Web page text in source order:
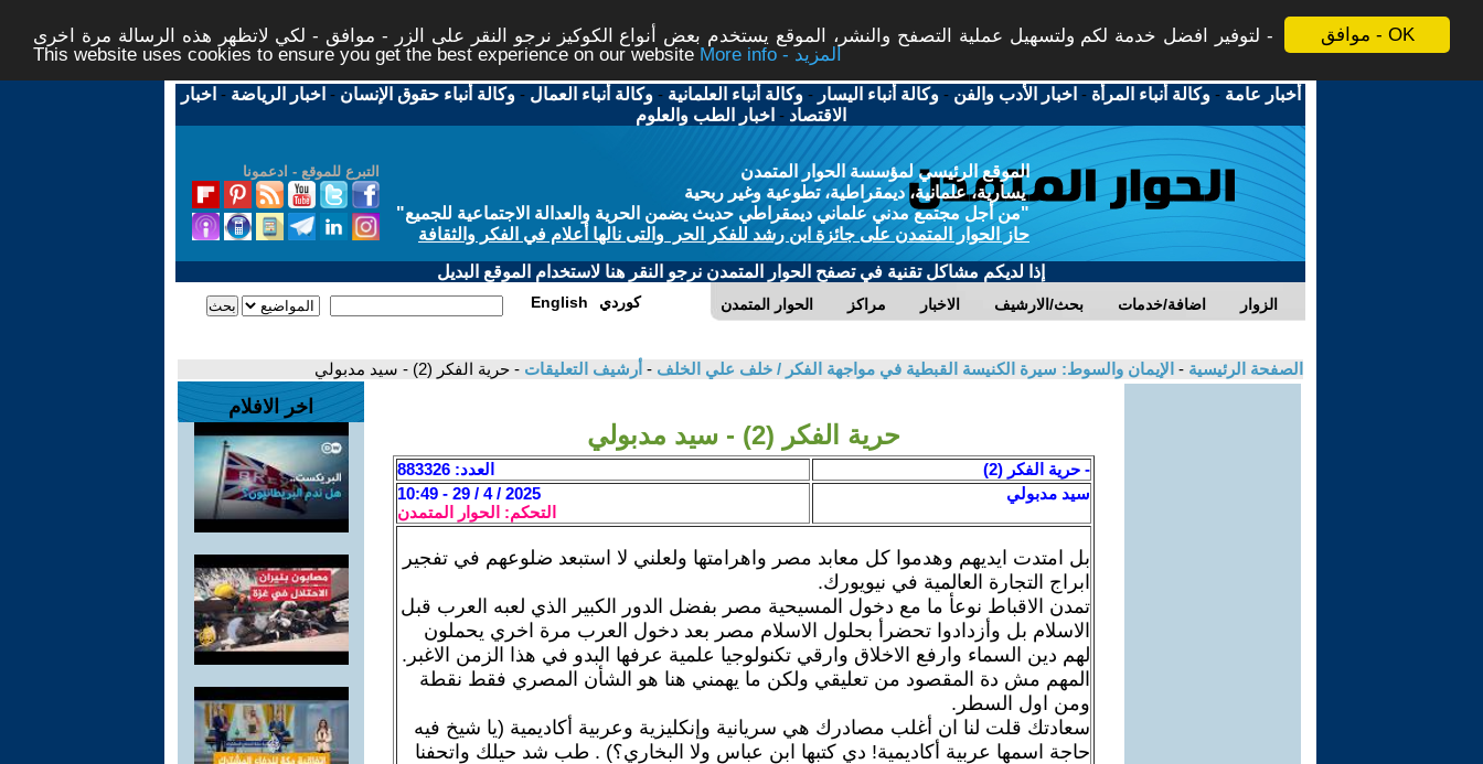
موافق - OK
لتوفير افضل خدمة لكم ولتسهيل عملية التصفح والنشر، الموقع يستخدم بعض أنواع الكوكيز نرجو النقر على الزر - موافق - لكي لاتظهر هذه الرسالة مرة اخرى -
This website uses cookies to ensure you get the best experience on our website
More info - المزيد
أخبار عامة -وكالة أنباء المرأة - اخبار الأدب والفن -وكالة أنباء اليسار -وكالة أنباء العلمانية -وكالة أنباء العمال -وكالة أنباء حقوق الإنسان - اخبار الرياضة - اخبار
الاقتصاد - اخبار الطب والعلوم
التبرع للموقع - ادعمونا
الموقع الرئيسي لمؤسسة الحوار المتمدن
يسارية، علمانية، ديمقراطية، تطوعية وغير ربحية
"من أجل مجتمع مدني علماني ديمقراطي حديث يضمن الحرية والعدالة الاجتماعية للجميع"
حاز الحوار المتمدن على جائزة ابن رشد للفكر الحر والتى نالها أعلام في الفكر والثقافة
إذا لديكم مشاكل تقنية في تصفح الحوار المتمدن نرجو النقر هنا لاستخدام الموقع البديل
الحوار المتمدن مراكز الاخبار بحث/الارشيف اضافة/خدمات الزوار English كوردي
الصفحة الرئيسية - الإيمان والسوط: سيرة الكنيسة القبطية في مواجهة الفكر / خلف علي الخلف - أرشيف التعليقات - حرية الفكر (2) - سيد مدبولي
حرية الفكر (2) - سيد مدبولي
- حرية الفكر (2)
العدد: 883326
سيد مدبولي
2025 / 4 / 29 - 10:49
التحكم: الحوار المتمدن
بل امتدت ايديهم وهدموا كل معابد مصر واهرامتها ولعلني لا استبعد ضلوعهم في تفجير
ابراج التجارة العالمية في نيويورك.
تمدن الاقباط نوعأ ما مع دخول المسيحية مصر بفضل الدور الكبير الذي لعبه العرب قبل
الاسلام بل وأزدادوا تحضرأ بحلول الاسلام مصر بعد دخول العرب مرة اخري يحملون
لهم دين السماء وارفع الاخلاق وارقي تكنولوجيا علمية عرفها البدو في هذا الزمن الاغبر.
المهم مش دة المقصود من تعليقي ولكن ما يهمني هنا هو الشأن المصري فقط نقطة
ومن اول السطر.
سعادتك قلت لنا ان أغلب مصادرك هي سريانية وإنكليزية وعربية أكاديمية (يا شيخ فيه
حاجة اسمها عربية أكاديمية! دي كتبها ابن عباس ولا البخاري؟) . طب شد حيلك واتحفنا
اخر الافلام